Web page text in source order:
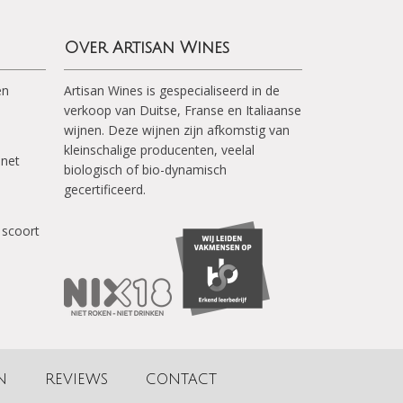
scoort
Over Artisan Wines
Artisan Wines is gespecialiseerd in de
verkoop van Duitse, Franse en Italiaanse
wijnen. Deze wijnen zijn afkomstig van
kleinschalige producenten, veelal
biologisch of bio-dynamisch
gecertificeerd.
REVIEWS CONTACT